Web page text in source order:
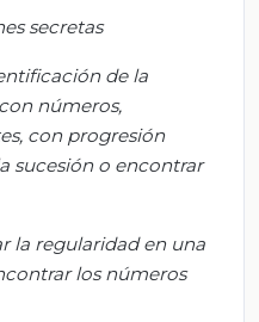
secretas
de la
números,
con progresión
sucesión o encontrar
la regularidad en una
los números